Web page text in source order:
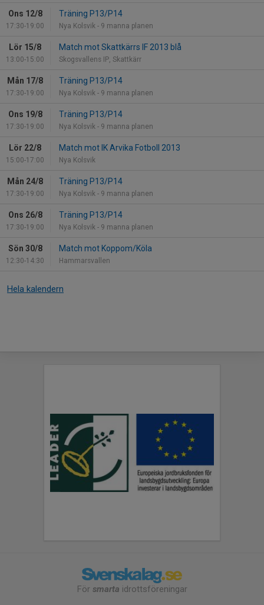
Ons 12/8
17:30-19:00
Träning P13/P14
Nya Kolsvik - 9 manna planen
Lör 15/8
13:00-15:00
Match mot Skattkärrs IF 2013 blå
Skogsvallens IP, Skattkärr
Mån 17/8
17:30-19:00
Träning P13/P14
Nya Kolsvik - 9 manna planen
Ons 19/8
17:30-19:00
Träning P13/P14
Nya Kolsvik - 9 manna planen
Lör 22/8
15:00-17:00
Match mot IK Arvika Fotboll 2013
Nya Kolsvik
Mån 24/8
17:30-19:00
Träning P13/P14
Nya Kolsvik - 9 manna planen
Ons 26/8
17:30-19:00
Träning P13/P14
Nya Kolsvik - 9 manna planen
Sön 30/8
12:30-14:30
Match mot Koppom/Köla
Hammarsvallen
Hela kalendern
För smarta idrottsföreningar